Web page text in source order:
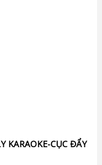
KARAOKE-CỤC ĐẨY